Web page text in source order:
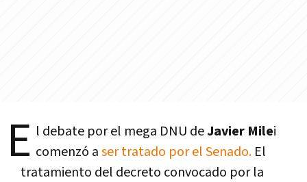
E l debate por el mega DNU deJavier Milei
comenzó aser tratado por el Senado. El
tratamiento del decreto convocado por la